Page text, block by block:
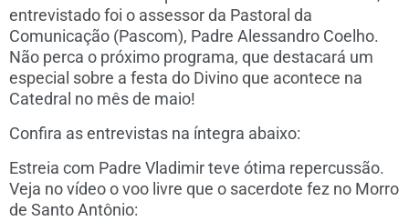
entrevistado foi o assessor da Pastoral da
Comunicação (Pascom), Padre Alessandro Coelho.
Não perca o próximo programa, que destacará um
especial sobre a festa do Divino que acontece na
Catedral no mês de maio!
Confira as entrevistas na íntegra abaixo:
Estreia com Padre Vladimir teve ótima repercussão.
Veja no vídeo o voo livre que o sacerdote fez no Morro
de Santo Antônio: